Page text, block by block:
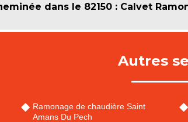
dans le 82150 : Calvet
Autres
Ramonage de chaudière Saint
Amans Du Pech